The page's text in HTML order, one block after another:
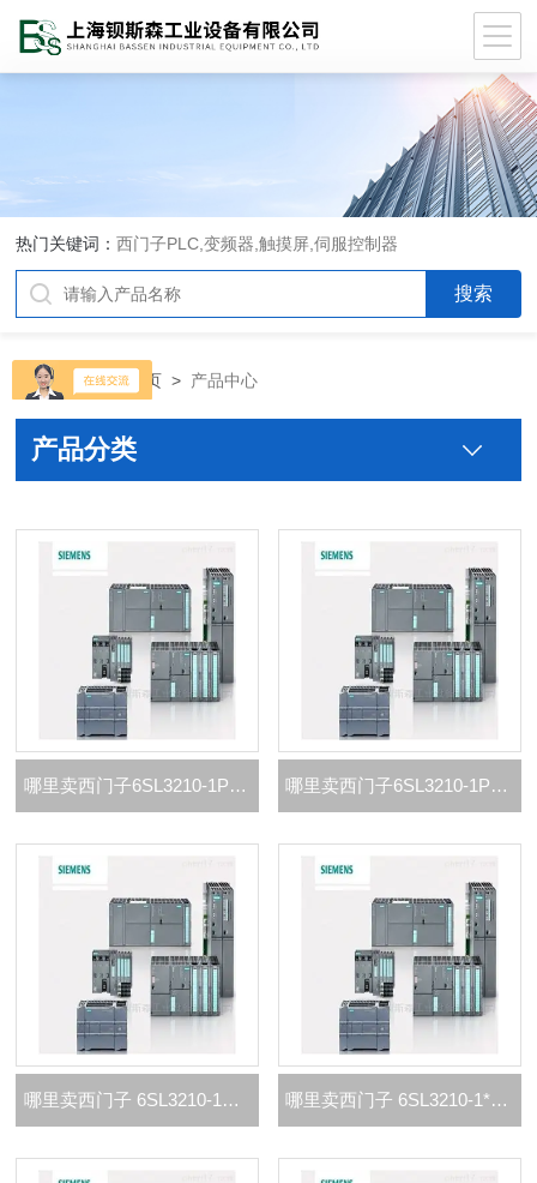
热门关键词：西门子PLC,变频器,触摸屏,伺服控制器
当前位置：首页 > 产品中心
产品分类
哪里卖西门子6SL3210-1PC31-6UL0代理商 哪里卖西门子6SL3210-1PC31-3UL0代理商
哪里卖西门子 6SL3210-1PC31-1UL0代理商 哪里卖西门子 6SL3210-1*-0UL0代理商